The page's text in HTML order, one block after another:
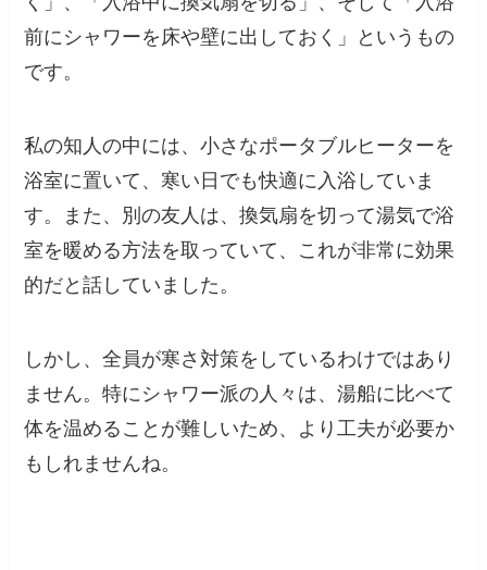
前にシャワーを床や壁に出しておく」というもの
です。
私の知人の中には、小さなポータブルヒーターを
浴室に置いて、寒い日でも快適に入浴していま
す。また、別の友人は、換気扇を切って湯気で浴
室を暖める方法を取っていて、これが非常に効果
的だと話していました。
しかし、全員が寒さ対策をしているわけではあり
ません。特にシャワー派の人々は、湯船に比べて
体を温めることが難しいため、より工夫が必要か
もしれませんね。